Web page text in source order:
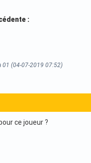
:
01 (04-07-2019 07:52)
ce joueur ?